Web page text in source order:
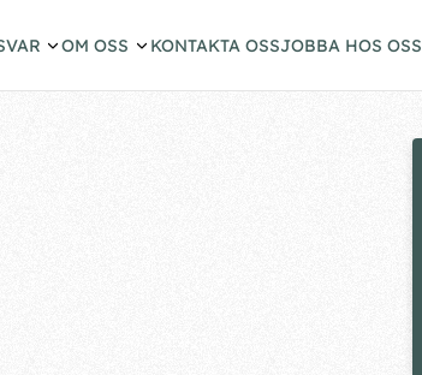
OM OSS KONTAKTA OSSJOBBA HOS OSS